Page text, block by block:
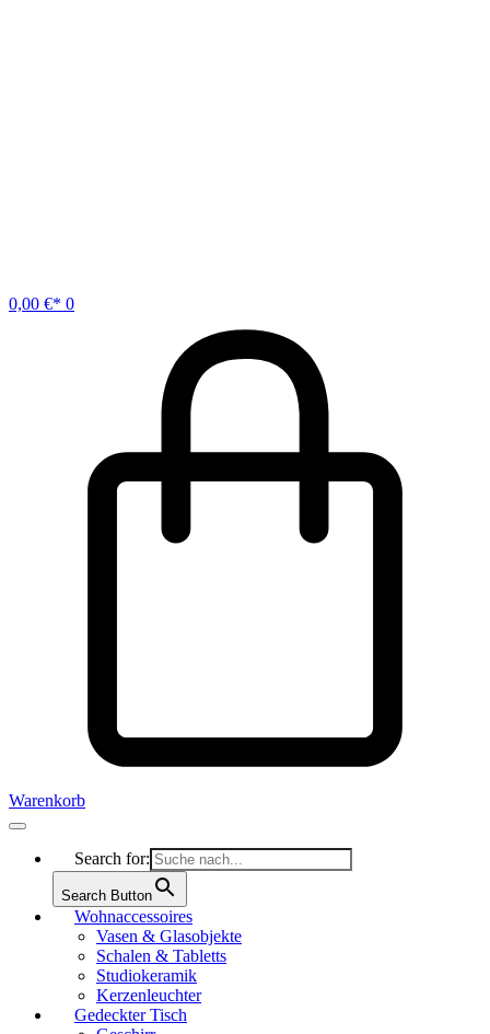
0,00 € 0
Warenkorb
Search for:
Search Button
Wohnaccessoires
Vasen & Glasobjekte
Schalen & Tabletts
Studiokeramik
Kerzenleuchter
Gedeckter Tisch